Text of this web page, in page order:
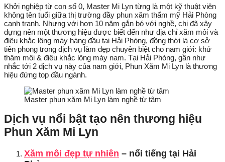
Khởi nghiệp từ con số 0, Master Mi Lyn từng là một kỹ thuật viên
không tên tuổi giữa thị trường đầy phun xăm thẩm mỹ Hải Phòng
cạnh tranh. Nhưng với hơn 10 năm gắn bó với nghề, chị đã xây
dựng nên một thương hiệu được biết đến như địa chỉ xăm môi và
điêu khắc lông mày hàng đầu tại Hải Phòng, đồng thời là cơ sở
tiên phong trong dịch vụ làm đẹp chuyên biệt cho nam giới: khử
thâm môi & điêu khắc lông mày nam. Tại Hải Phòng, gần như
nhắc tới 2 dịch vụ này của nam giới, Phun Xăm Mi Lyn là thương
hiệu đứng top đầu ngành.
Master phun xăm Mi Lyn làm nghề từ tâm
Dịch vụ nổi bật tạo nên thương hiệu
Phun Xăm Mi Lyn
Xăm môi đẹp tự nhiên – nổi tiếng tại Hải